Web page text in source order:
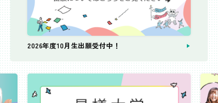
2026年度10月生出願受付中！